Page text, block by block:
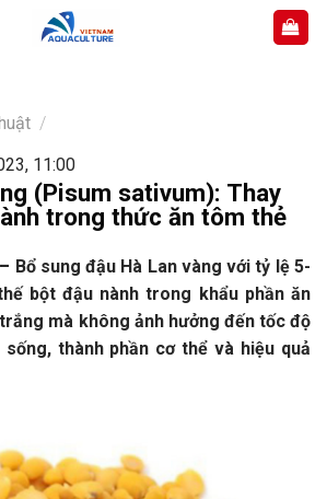
/
11:00
(Pisum sativum): Thay
trong thức ăn tôm thẻ
– Bổ sung đậu Hà Lan vàng với tỷ lệ 5-
bột đậu nành trong khẩu phần ăn
mà không ảnh hưởng đến tốc độ
thành phần cơ thể và hiệu quả